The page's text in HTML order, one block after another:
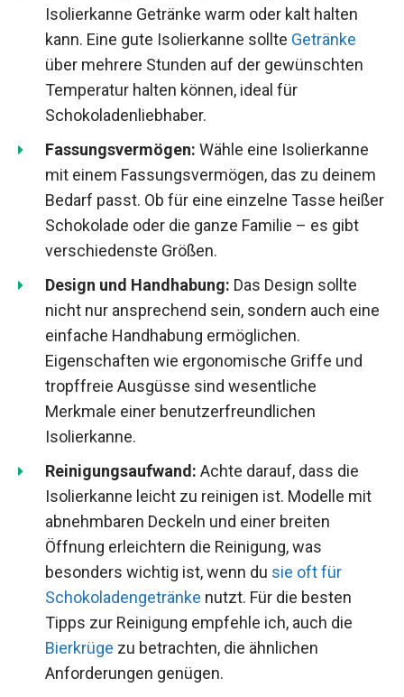
Isolierkanne Getränke warm oder kalt halten
kann. Eine gute Isolierkanne sollte Getränke
über mehrere Stunden auf der gewünschten
Temperatur halten können, ideal für
Schokoladenliebhaber.
Fassungsvermögen: Wähle eine Isolierkanne
mit einem Fassungsvermögen, das zu deinem
Bedarf passt. Ob für eine einzelne Tasse heißer
Schokolade oder die ganze Familie – es gibt
verschiedenste Größen.
Design und Handhabung: Das Design sollte
nicht nur ansprechend sein, sondern auch eine
einfache Handhabung ermöglichen.
Eigenschaften wie ergonomische Griffe und
tropffreie Ausgüsse sind wesentliche
Merkmale einer benutzerfreundlichen
Isolierkanne.
Reinigungsaufwand: Achte darauf, dass die
Isolierkanne leicht zu reinigen ist. Modelle mit
abnehmbaren Deckeln und einer breiten
Öffnung erleichtern die Reinigung, was
besonders wichtig ist, wenn du sie oft für
Schokoladengetränke nutzt. Für die besten
Tipps zur Reinigung empfehle ich, auch die
Bierkrüge zu betrachten, die ähnlichen
Anforderungen genügen.